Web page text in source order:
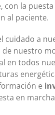
con la
al paciente.
cuidado a
nuestro
en todos
e
en